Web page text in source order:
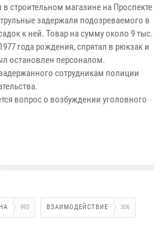
строительном магазине на Проспекте
задержали подозреваемого в
к ней. Товар на сумму около 9 тыс.
года рождения, спрятал в рюкзак и
остановлен персоналом.
сотрудникам полиции
вопрос о возбуждении уголовного
993 ВЗАИМОДЕЙСТВИЕ 306